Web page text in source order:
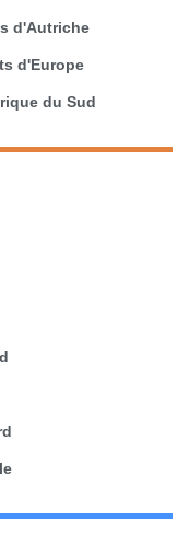
d'Autriche
d'Europe
du Sud